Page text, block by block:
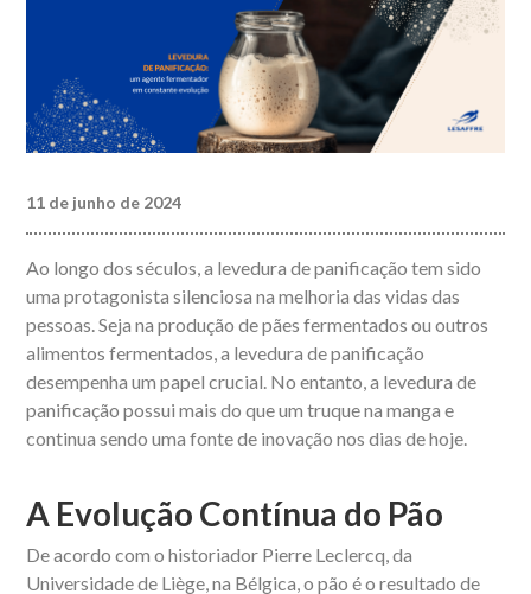
11 de junho de 2024
Ao longo dos séculos, a levedura de panificação tem sido
uma protagonista silenciosa na melhoria das vidas das
pessoas. Seja na produção de pães fermentados ou outros
alimentos fermentados, a levedura de panificação
desempenha um papel crucial. No entanto, a levedura de
panificação possui mais do que um truque na manga e
continua sendo uma fonte de inovação nos dias de hoje.
A Evolução Contínua do Pão
De acordo com o historiador Pierre Leclercq, da
Universidade de Liège, na Bélgica, o pão é o resultado de